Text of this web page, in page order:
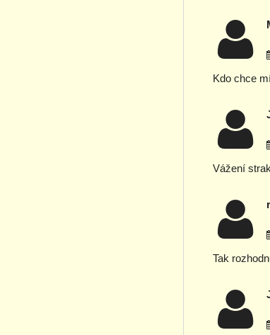
Kdo chce
Vážení
Tak